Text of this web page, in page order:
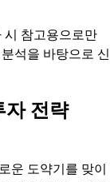
시 참고용으로만
석을 바탕으로 신
자 전략
운 도약기를 맞이